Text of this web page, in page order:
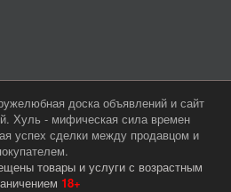
доска объявлений и сайт
Хуль - мифическая сила времен
успех сделки между продавцом и
товары и услуги с возрастным
18+